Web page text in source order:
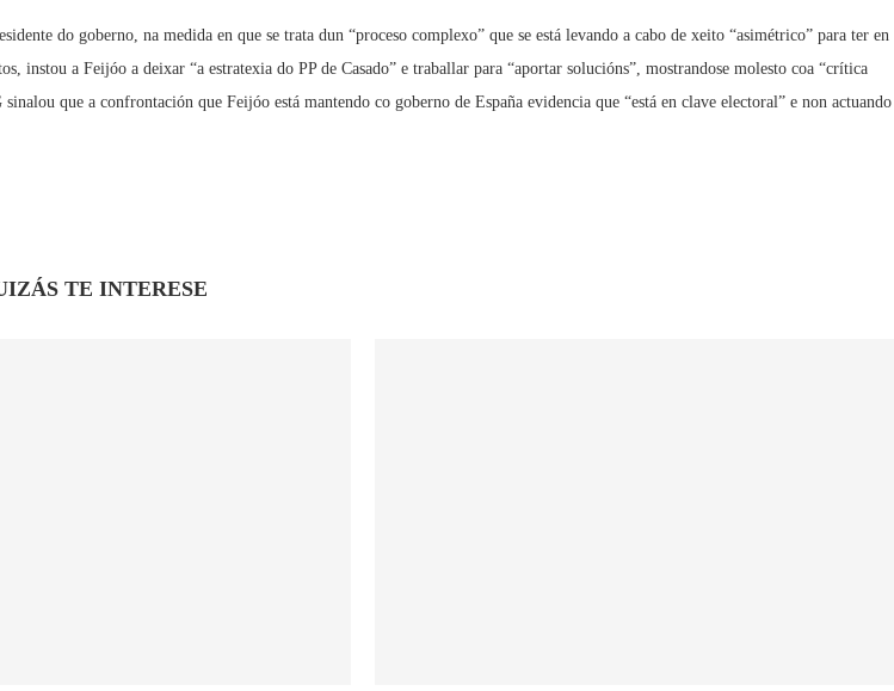
do goberno, na medida en que se trata dun “proceso complexo” que se está levando a cabo de xeito “asimétrico” para ter en
instou a Feijóo a deixar “a estratexia do PP de Casado” e traballar para “aportar solucións”, mostrandose molesto coa “crítica
que a confrontación que Feijóo está mantendo co goberno de España evidencia que “está en clave electoral” e non actuando
TE INTERESE